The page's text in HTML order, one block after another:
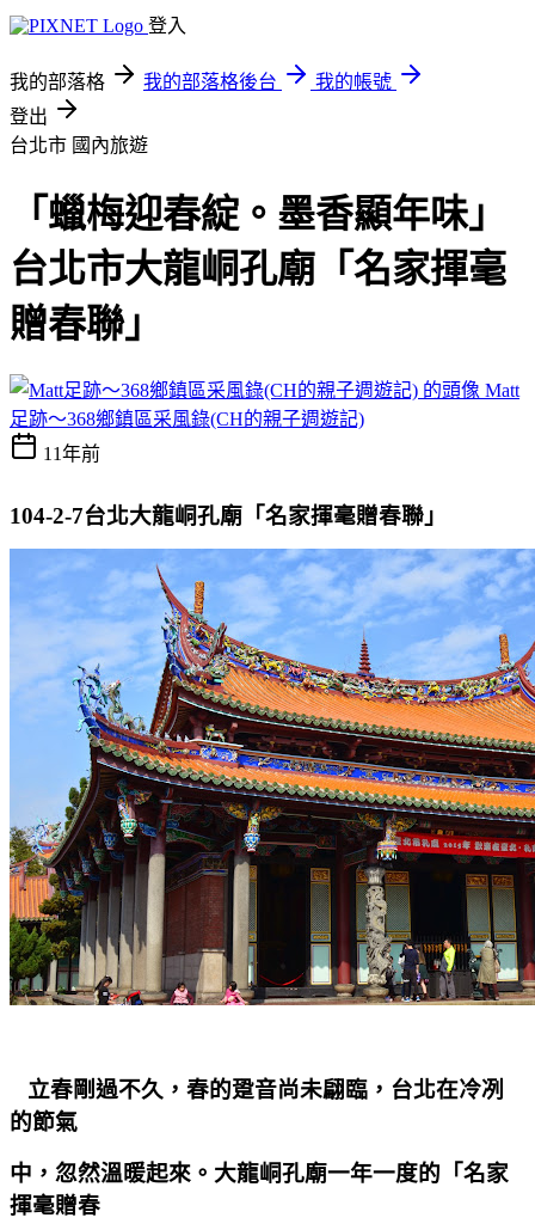
登入
我的部落格 我的部落格後台
我的帳號
登出
台北市 國內旅遊
「蠟梅迎春綻。墨香顯年味」
台北市大龍峒孔廟「名家揮毫
贈春聯」
Matt
足跡～368鄉鎮區采風錄(CH的親子週遊記)
11年前
104-2-7台北大龍峒孔廟「名家揮毫贈春聯」
立春剛過不久，春的跫音尚未翩臨，台北在冷冽
的節氣
中，忽然溫暖起來。大龍峒孔廟一年一度的「名家
揮毫贈春